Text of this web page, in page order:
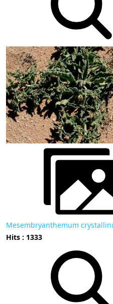
Mesembryanthemum
Hits : 1333